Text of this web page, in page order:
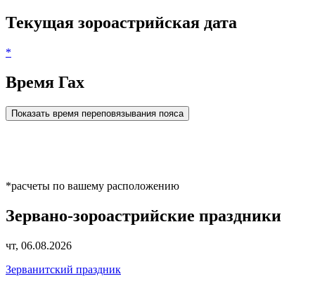
Текущая зороастрийская дата
*
Время Гах
Показать время переповязывания пояса
*расчеты по вашему расположению
Зервано-зороастрийские праздники
чт, 06.08.2026
Зерванитский праздник